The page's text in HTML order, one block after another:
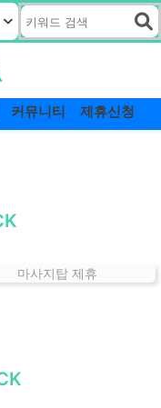
커뮤니티 제휴신청
마사지탑 제휴